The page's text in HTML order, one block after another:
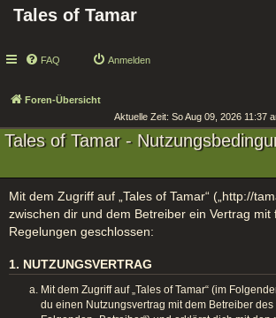
Tales of Tamar
FAQ Anmelden
Foren-Übersicht
Aktuelle Zeit: So Aug 09, 2026 11:37
Tales of Tamar -
Mit dem Zugriff auf „Tales of Tamar“ („http://
zwischen dir und dem Betreiber ein Vertrag mit
Regelungen geschlossen:
1. NUTZUNGSVERTRAG
Mit dem Zugriff auf „Tales of Tamar“ (im
du einen Nutzungsvertrag mit dem Betreiber